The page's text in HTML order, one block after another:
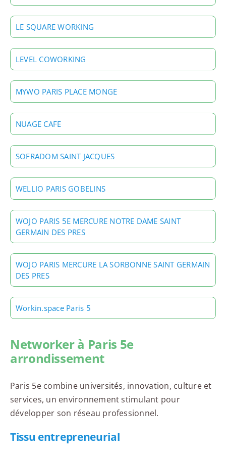
LE SQUARE WORKING
LEVEL COWORKING
MYWO PARIS PLACE MONGE
NUAGE CAFE
SOFRADOM SAINT JACQUES
WELLIO PARIS GOBELINS
WOJO PARIS 5E MERCURE NOTRE DAME SAINT
GERMAIN DES PRES
WOJO PARIS MERCURE LA SORBONNE SAINT GERMAIN
DES PRES
Workin.space Paris 5
Networker à Paris 5e
arrondissement
Paris 5e combine universités, innovation, culture et
services, un environnement stimulant pour
développer son réseau professionnel.
Tissu entrepreneurial